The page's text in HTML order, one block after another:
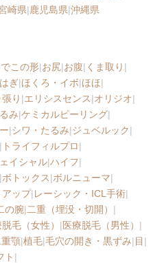
崎県|鹿児島県|沖縄県
この形|お尻|お腹| くま取り |
ぎ|ほくろ・イボ|ほほ|
り |エリシスセンス|オリジオ|
み|ケミカルピーリング|
|シワ・たるみ|ジュベルック|
| トライフィルプロ|
イシャル|ハイフ|
|ボトックス|ボルニューマ|
アップ|レーシック・ICL手術|
の腕|二重（埋没・切開） |
毛（女性） |医療脱毛（男性） |
重顎|植毛|毛穴の開き・黒ずみ|目 |
ト |